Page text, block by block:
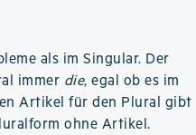
als im Singular. Der
immer die, egal ob es im
Artikel für den Plural gibt
ohne Artikel.